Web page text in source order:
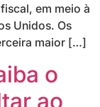
em meio à
Unidos. Os
maior […]
o
ao